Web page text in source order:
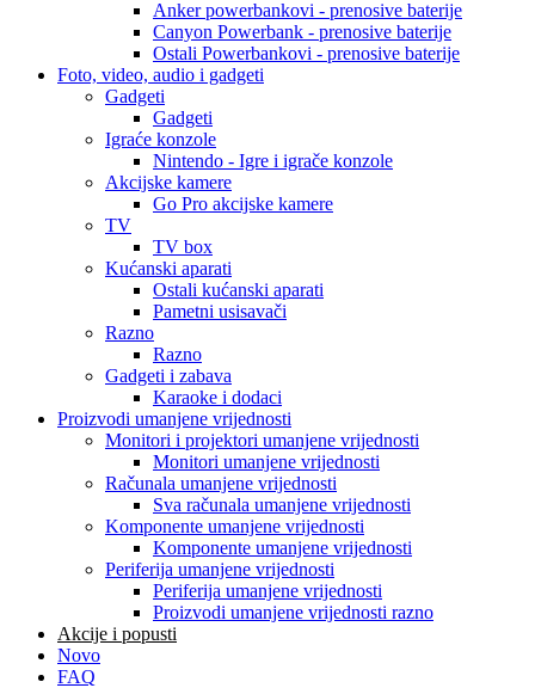
Anker powerbankovi - prenosive baterije
Canyon Powerbank - prenosive baterije
Ostali Powerbankovi - prenosive baterije
Foto, video, audio i gadgeti
Gadgeti
Gadgeti
Igraće konzole
Nintendo - Igre i igrače konzole
Akcijske kamere
Go Pro akcijske kamere
TV
TV box
Kućanski aparati
Ostali kućanski aparati
Pametni usisavači
Razno
Razno
Gadgeti i zabava
Karaoke i dodaci
Proizvodi umanjene vrijednosti
Monitori i projektori umanjene vrijednosti
Monitori umanjene vrijednosti
Računala umanjene vrijednosti
Sva računala umanjene vrijednosti
Komponente umanjene vrijednosti
Komponente umanjene vrijednosti
Periferija umanjene vrijednosti
Periferija umanjene vrijednosti
Proizvodi umanjene vrijednosti razno
Akcije i popusti
Novo
FAQ